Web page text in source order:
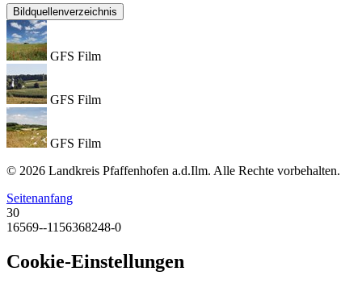
Bildquellenverzeichnis
GFS Film
GFS Film
GFS Film
© 2026 Landkreis Pfaffenhofen a.d.Ilm. Alle Rechte vorbehalten.
Seitenanfang
30
16569--1156368248-0
Cookie-Einstellungen